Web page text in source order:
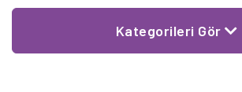
Kategorileri Gör